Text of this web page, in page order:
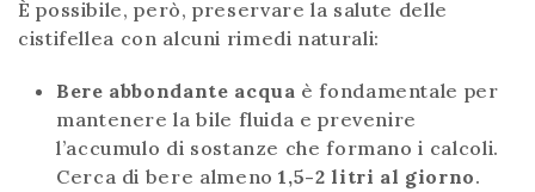
È possibile, però, preservare la salute delle
cistifellea con alcuni rimedi naturali:
Bere abbondante acqua è fondamentale per
mantenere la bile fluida e prevenire
l’accumulo di sostanze che formano i calcoli.
Cerca di bere almeno1,5-2 litri al giorno.